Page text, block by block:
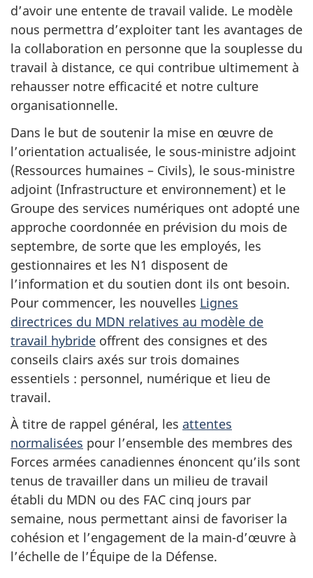
d’avoir une entente de travail valide. Le modèle
nous permettra d’exploiter tant les avantages de
la collaboration en personne que la souplesse du
travail à distance, ce qui contribue ultimement à
rehausser notre efficacité et notre culture
organisationnelle.
Dans le but de soutenir la mise en œuvre de
l’orientation actualisée, le sous-ministre adjoint
(Ressources humaines – Civils), le sous-ministre
adjoint (Infrastructure et environnement) et le
Groupe des services numériques ont adopté une
approche coordonnée en prévision du mois de
septembre, de sorte que les employés, les
gestionnaires et les N1 disposent de
l’information et du soutien dont ils ont besoin.
Pour commencer, les nouvelles Lignes
directrices du MDN relatives au modèle de
travail hybride offrent des consignes et des
conseils clairs axés sur trois domaines
essentiels : personnel, numérique et lieu de
travail.
À titre de rappel général, les attentes
normalisées pour l’ensemble des membres des
Forces armées canadiennes énoncent qu’ils sont
tenus de travailler dans un milieu de travail
établi du MDN ou des FAC cinq jours par
semaine, nous permettant ainsi de favoriser la
cohésion et l’engagement de la main-d’œuvre à
l’échelle de l’Équipe de la Défense.